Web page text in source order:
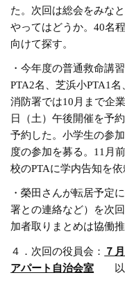
た。次回は総会をみな
やってはどうか。40名
向けて探す。
・今年度の普通救命講
PTA2名、芝浜小PTA1
消防署では10月まで企
日（土）午後開催を予
予約した。小学生の参
度の参加を募る。11月
校のPTAに学内告知を依
・榮田さんが転居予定
署との連絡など）を次
加者取りまとめは協働
４．次回の役員会： ７
アパート自治会室 以